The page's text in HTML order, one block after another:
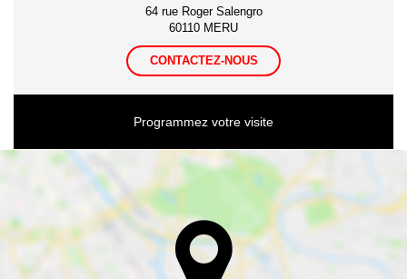
64 rue Roger Salengro
60110 MERU
CONTACTEZ-NOUS
Programmez votre visite